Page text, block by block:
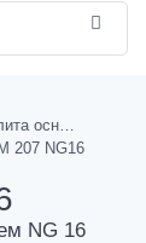
Присоединительная плита основания для ходовых клапанов CETOP
207 NG16
NG 16